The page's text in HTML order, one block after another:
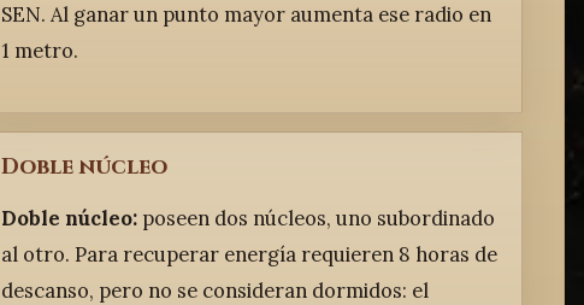
SEN. Al ganar un punto mayor aumenta ese radio en
1 metro.
Doble núcleo
Doble núcleo:poseen dos núcleos, uno subordinado
al otro. Para recuperar energía requieren 8 horas de
descanso, pero no se consideran dormidos: el